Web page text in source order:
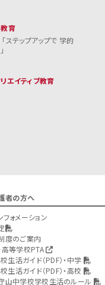
育
ステップアップで 学的
エイティブ教育
者の方へ
ォメーション
度のご案内
高等学校PTA
生活ガイド（PDF）・中学
生活ガイド（PDF）・高校
山中学校学校生活のルール